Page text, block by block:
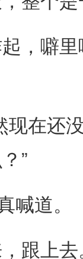
噼里
在还没
”
道。
跟上去